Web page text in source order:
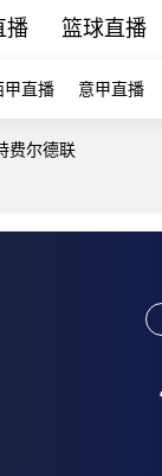
播 篮球直播
甲直播 意甲直播
费尔德联